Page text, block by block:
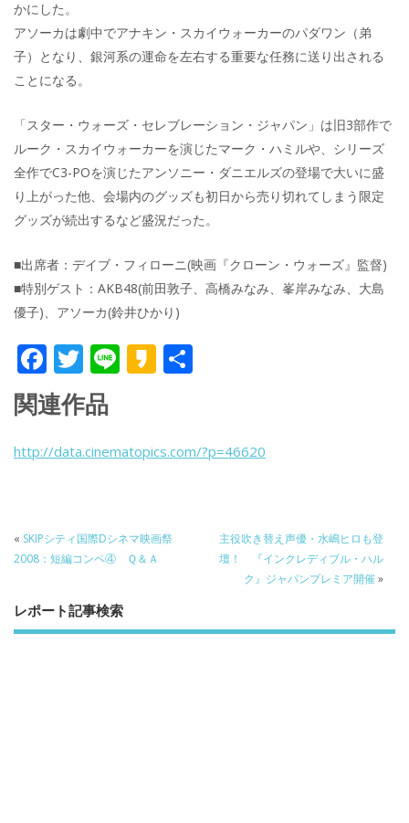
かにした。
アソーカは劇中でアナキン・スカイウォーカーのパダワン（弟
子）となり、銀河系の運命を左右する重要な任務に送り出される
ことになる。
「スター・ウォーズ・セレブレーション・ジャパン」は旧3部作で
ルーク・スカイウォーカーを演じたマーク・ハミルや、シリーズ
全作でC3-POを演じたアンソニー・ダニエルズの登場で大いに盛
り上がった他、会場内のグッズも初日から売り切れてしまう限定
グッズが続出するなど盛況だった。
■出席者：デイブ・フィローニ(映画『クローン・ウォーズ』監督)
■特別ゲスト：AKB48(前田敦子、高橋みなみ、峯岸みなみ、大島
優子)、アソーカ(鈴井ひかり)
F
ac
e
b
k
T
w
itt
er
Li K
a
関連作品
http://data.cinematopics.com/?p=46620
« SKIPシティ国際Dシネマ映画祭
2008：短編コンペ④ Ｑ＆Ａ
主役吹き替え声優・水嶋ヒロも登
壇！ 『インクレディブル・ハル
ク』ジャパンプレミア開催»
レポート記事検索